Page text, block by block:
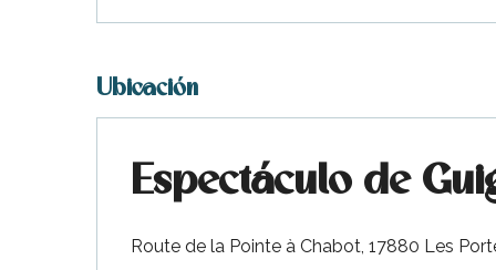
Ubicación
Espectáculo de
Route de la Pointe à Chabot, 17880 Les